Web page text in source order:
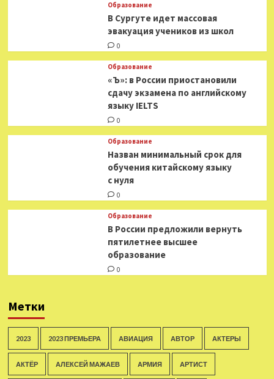
Образование
В Сургуте идет массовая
эвакуация учеников из школ
0
Образование
«Ъ»: в России приостановили
сдачу экзамена по английскому
языку IELTS
0
Образование
Назван минимальный срок для
обучения китайскому языку
с нуля
0
Образование
В России предложили вернуть
пятилетнее высшее
образование
0
Метки
2023 2023 ПРЕМЬЕРА АВИАЦИЯ АВТОР АКТЕРЫ
АКТЁР АЛЕКСЕЙ МАЖАЕВ АРМИЯ АРТИСТ